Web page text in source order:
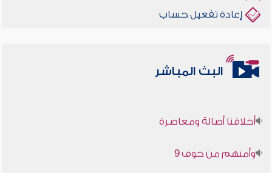
إعادة تفعيل حساب
البث المباشر
أخلاقنا أصالة ومعاصرة
وأمنهم من خوف 9